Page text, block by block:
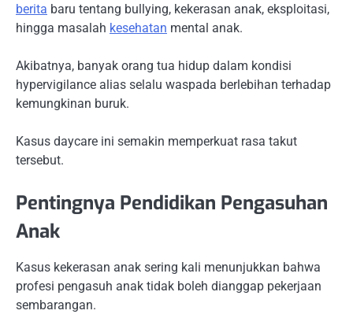
berita baru tentang bullying, kekerasan anak, eksploitasi,
hingga masalah kesehatan mental anak.
Akibatnya, banyak orang tua hidup dalam kondisi
hypervigilance alias selalu waspada berlebihan terhadap
kemungkinan buruk.
Kasus daycare ini semakin memperkuat rasa takut
tersebut.
Pentingnya Pendidikan Pengasuhan
Anak
Kasus kekerasan anak sering kali menunjukkan bahwa
profesi pengasuh anak tidak boleh dianggap pekerjaan
sembarangan.